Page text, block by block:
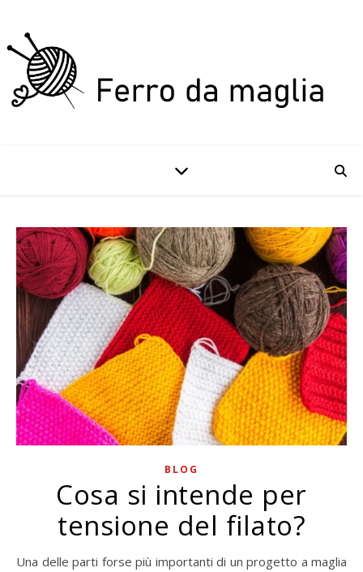
BLOG
Cosa si intende per
tensione del filato?
Una delle parti forse più importanti di un progetto a maglia